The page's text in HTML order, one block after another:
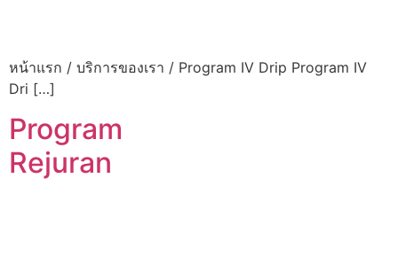
หน้าแรก / บริการของเรา / Program IV Drip Program IV
Dri […]
Program
Rejuran